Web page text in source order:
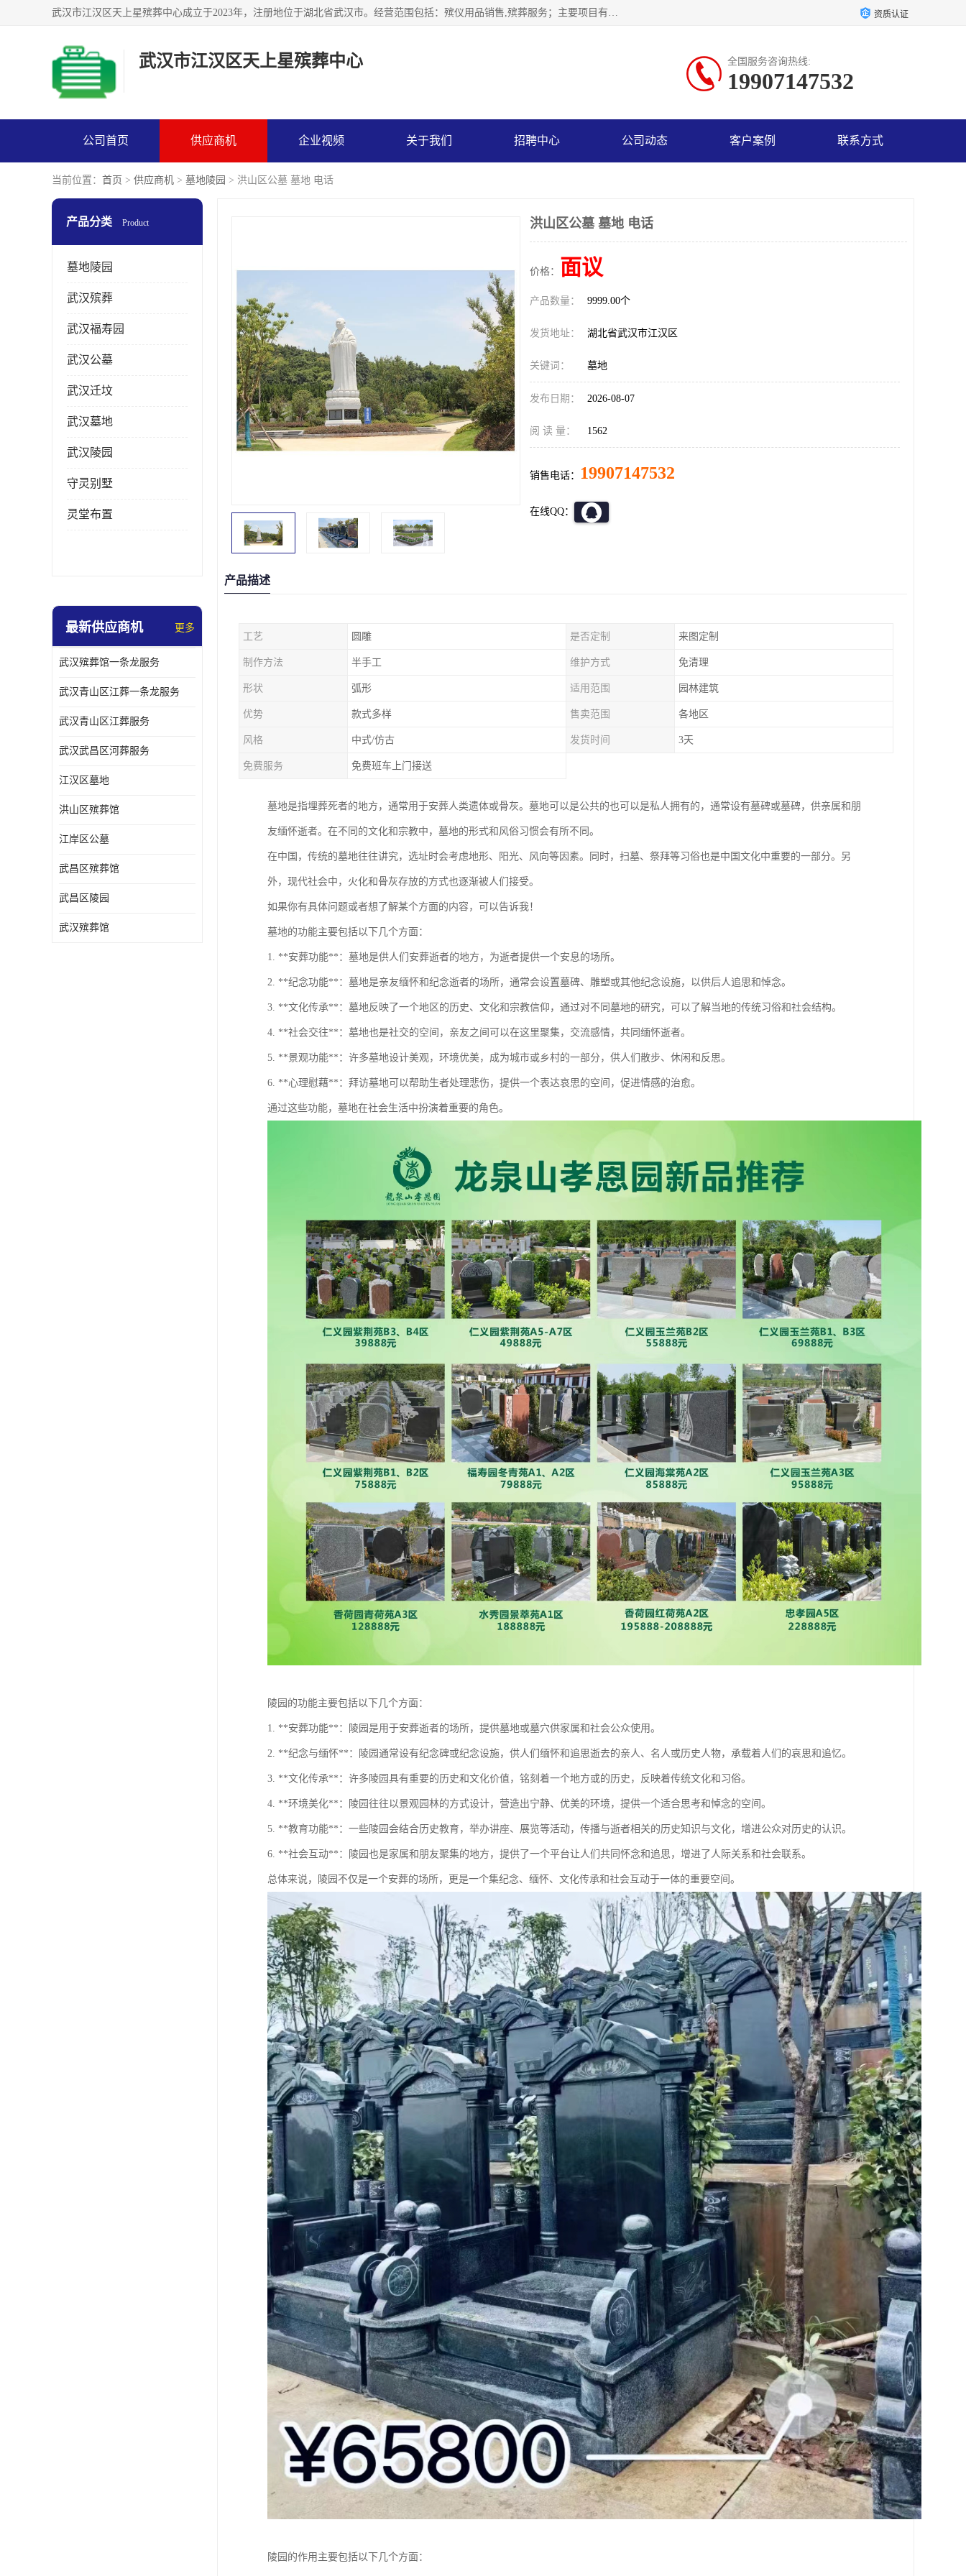
武汉市江汉区天上星殡葬中心成立于2023年，注册地位于湖北省武汉市。经营范围包括：殡仪用品销售,殡葬服务；主要项目有：穿衣服，寿衣，西服，现代装，灵堂布置，遗像，灵棚，乐队，化妆，遗体告别厅，守灵别墅，遗体托运，墓地代理低价出售。 资质认证
武汉市江汉区天上星殡葬中心 全国服务咨询热线:
19907147532
公司首页 供应商机 企业视频 关于我们 招聘中心 公司动态 客户案例 联系方式
当前位置： 首页 > 供应商机 > 墓地陵园 > 洪山区公墓 墓地 电话
产品分类 Product
墓地陵园
武汉殡葬
武汉福寿园
武汉公墓
武汉迁坟
武汉墓地
武汉陵园
守灵别墅
灵堂布置
最新供应商机 更多
武汉殡葬馆一条龙服务
武汉青山区江葬一条龙服务
武汉青山区江葬服务
武汉武昌区河葬服务
江汉区墓地
洪山区殡葬馆
江岸区公墓
武昌区殡葬馆
武昌区陵园
武汉殡葬馆
洪山区公墓 墓地 电话
价格： 面议
产品数量： 9999.00个
发货地址： 湖北省武汉市江汉区
关键词： 墓地
发布日期： 2026-08-07
阅 读 量： 1562
销售电话： 19907147532
在线QQ：
产品描述
工艺 圆雕 是否定制 来图定制
制作方法 半手工 维护方式 免清理
形状 弧形 适用范围 园林建筑
优势 款式多样 售卖范围 各地区
风格 中式/仿古 发货时间 3天
免费服务 免费班车上门接送
墓地是指埋葬死者的地方，通常用于安葬人类遗体或骨灰。墓地可以是公共的也可以是私人拥有的，通常设有墓碑或墓碑，供亲属和朋
友缅怀逝者。在不同的文化和宗教中，墓地的形式和风俗习惯会有所不同。
在中国，传统的墓地往往讲究，选址时会考虑地形、阳光、风向等因素。同时，扫墓、祭拜等习俗也是中国文化中重要的一部分。另
外，现代社会中，火化和骨灰存放的方式也逐渐被人们接受。
如果你有具体问题或者想了解某个方面的内容，可以告诉我！
墓地的功能主要包括以下几个方面：
1. **安葬功能**：墓地是供人们安葬逝者的地方，为逝者提供一个安息的场所。
2. **纪念功能**：墓地是亲友缅怀和纪念逝者的场所，通常会设置墓碑、雕塑或其他纪念设施，以供后人追思和悼念。
3. **文化传承**：墓地反映了一个地区的历史、文化和宗教信仰，通过对不同墓地的研究，可以了解当地的传统习俗和社会结构。
4. **社会交往**：墓地也是社交的空间，亲友之间可以在这里聚集，交流感情，共同缅怀逝者。
5. **景观功能**：许多墓地设计美观，环境优美，成为城市或乡村的一部分，供人们散步、休闲和反思。
6. **心理慰藉**：拜访墓地可以帮助生者处理悲伤，提供一个表达哀思的空间，促进情感的治愈。
通过这些功能，墓地在社会生活中扮演着重要的角色。
陵园的功能主要包括以下几个方面：
1. **安葬功能**：陵园是用于安葬逝者的场所，提供墓地或墓穴供家属和社会公众使用。
2. **纪念与缅怀**：陵园通常设有纪念碑或纪念设施，供人们缅怀和追思逝去的亲人、名人或历史人物，承载着人们的哀思和追忆。
3. **文化传承**：许多陵园具有重要的历史和文化价值，铭刻着一个地方或的历史，反映着传统文化和习俗。
4. **环境美化**：陵园往往以景观园林的方式设计，营造出宁静、优美的环境，提供一个适合思考和悼念的空间。
5. **教育功能**：一些陵园会结合历史教育，举办讲座、展览等活动，传播与逝者相关的历史知识与文化，增进公众对历史的认识。
6. **社会互动**：陵园也是家属和朋友聚集的地方，提供了一个平台让人们共同怀念和追思，增进了人际关系和社会联系。
总体来说，陵园不仅是一个安葬的场所，更是一个集纪念、缅怀、文化传承和社会互动于一体的重要空间。
陵园的作用主要包括以下几个方面：